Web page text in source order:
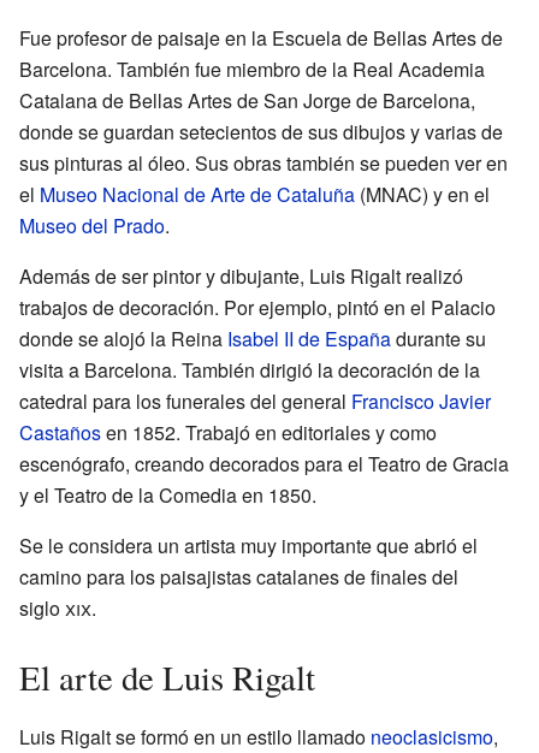
Fue profesor de paisaje en la Escuela de Bellas Artes de
Barcelona. También fue miembro de la Real Academia
Catalana de Bellas Artes de San Jorge de Barcelona,
donde se guardan setecientos de sus dibujos y varias de
sus pinturas al óleo. Sus obras también se pueden ver en
el Museo Nacional de Arte de Cataluña (MNAC) y en el
Museo del Prado.
Además de ser pintor y dibujante, Luis Rigalt realizó
trabajos de decoración. Por ejemplo, pintó en el Palacio
donde se alojó la Reina Isabel II de Españadurante su
visita a Barcelona. También dirigió la decoración de la
catedral para los funerales del general Francisco Javier
Castañosen 1852. Trabajó en editoriales y como
escenógrafo, creando decorados para el Teatro de Gracia
y el Teatro de la Comedia en 1850.
Se le considera un artista muy importante que abrió el
camino para los paisajistas catalanes de finales del
sigloxix.
El arte de Luis Rigalt
Luis Rigalt se formó en un estilo llamado neoclasicismo,